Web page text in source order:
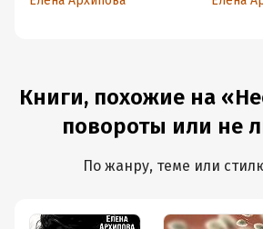
Книги, похожие на
повороты или не
По жанру, теме или